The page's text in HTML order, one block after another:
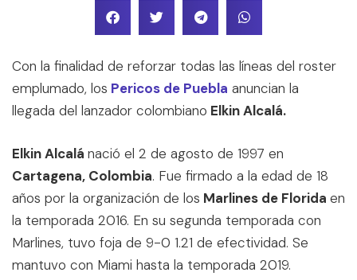
Con la finalidad de reforzar todas las líneas del roster
emplumado, los Pericos de Puebla anuncian la
llegada del lanzador colombiano Elkin Alcalá.
Elkin Alcalá nació el 2 de agosto de 1997 en
Cartagena, Colombia. Fue firmado a la edad de 18
años por la organización de los Marlines de Florida en
la temporada 2016. En su segunda temporada con
Marlines, tuvo foja de 9-0 1.21 de efectividad. Se
mantuvo con Miami hasta la temporada 2019.